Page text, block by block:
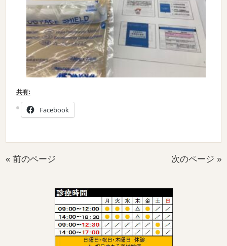
共有:
Facebook
« 前のページ 次のページ »